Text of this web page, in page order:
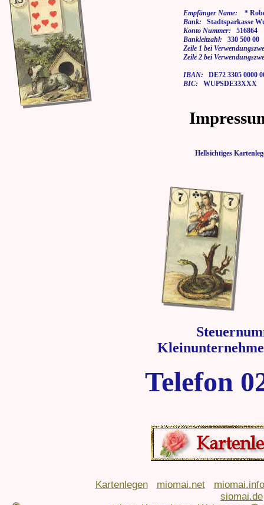
Empfänger Name: *
Bank: Stadtsparkasse
Konto Nummer: 516864
Bankleitzahl: 330 500 00
Zeile 1 bei
Zeile 2 bei
IBAN: DE72 3305 0000
BIC: WUPSDE33XXX
Hellsichtiges
Telefon
Kartenlegen miomai.net
miomai.info
siomai.de